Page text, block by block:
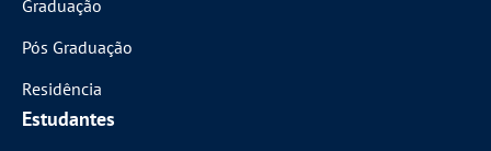
Graduação
Pós Graduação
Residência
Estudantes